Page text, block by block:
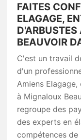
FAITES
ELAGAGE,
BEAUVOIR
C'est un travail
d'un
Amiens
à Mignaloux
regroupe des
des experts en
compétences